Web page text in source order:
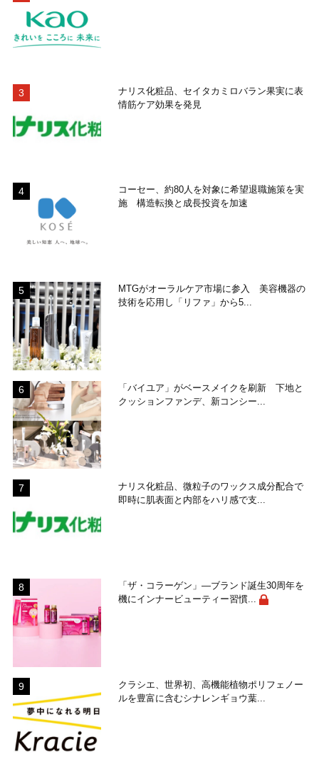
ナリス化粧品、セイタカミロバラン果実に表
情筋ケア効果を発見
コーセー、約80人を対象に希望退職施策を実
施 構造転換と成長投資を加速
MTGがオーラルケア市場に参入 美容機器の
技術を応用し「リファ」から5...
「バイユア」がベースメイクを刷新 下地と
クッションファンデ、新コンシー...
ナリス化粧品、微粒子のワックス成分配合で
即時に肌表面と内部をハリ感で支...
「ザ・コラーゲン」―ブランド誕生30周年を
機にインナービューティー習慣...
クラシエ、世界初、高機能植物ポリフェノー
ルを豊富に含むシナレンギョウ葉...